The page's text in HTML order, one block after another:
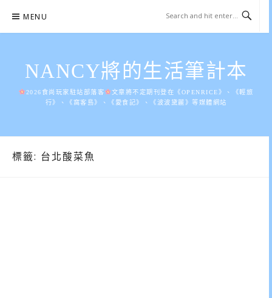
content
MENU
NANCY將的生活筆計本
2026食尚玩家駐站部落客
文章將不定期刊登在《OPENRICE》、《輕旅
行》、《窩客島》、《愛食記》、《波波黛麗》等媒體網站
標籤: 台北酸菜魚